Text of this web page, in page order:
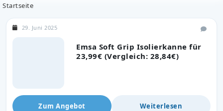
Startseite
Emsa Soft Grip Isolierkanne für
23,99€ (Vergleich: 28,84€)
29. Juni 2025
Zum Angebot Weiterlesen